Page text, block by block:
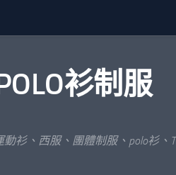
衫制服
衫、西服、團體制服、polo衫